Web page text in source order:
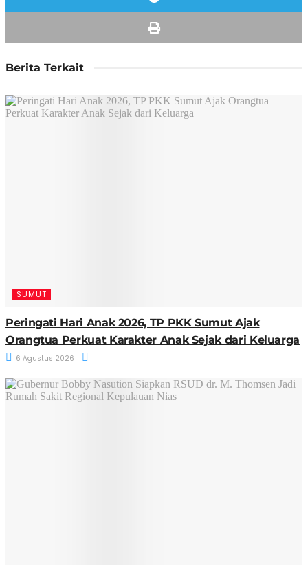
Berita Terkait
SUMUT
Peringati Hari Anak 2026, TP PKK Sumut Ajak
Orangtua Perkuat Karakter Anak Sejak dari Keluarga
6 Agustus 2026